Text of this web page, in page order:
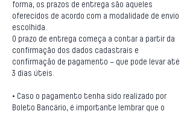
forma, os prazos de entrega são aqueles
oferecidos de acordo com a modalidade de envio
escolhida.
O prazo de entrega começa a contar a partir da
confirmação dos dados cadastrais e
confirmação de pagamento – que pode levar até
3 dias úteis.
• Caso o pagamento tenha sido realizado por
Boleto Bancário, é importante lembrar que o